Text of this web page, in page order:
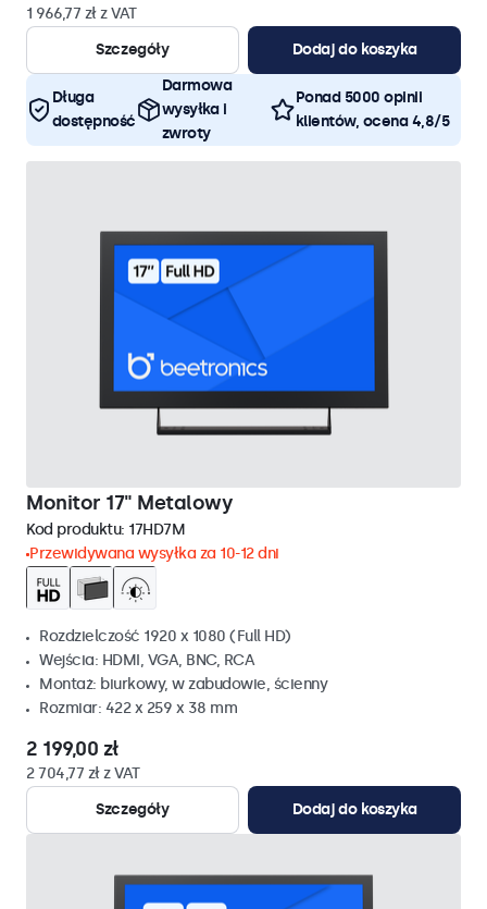
1 966,77 zł z VAT
Szczegóły
Dodaj do koszyka
Długa
dostępność
Darmowa
wysyłka i
zwroty
Ponad 5000 opinii
klientów, ocena 4,8/5
Monitor 17" Metalowy
Kod produktu: 17HD7M
Przewidywana wysyłka za 10-12 dni
Rozdzielczość 1920 x 1080 (Full HD)
Wejścia: HDMI, VGA, BNC, RCA
Montaż: biurkowy, w zabudowie, ścienny
Rozmiar: 422 x 259 x 38 mm
2 199,00 zł
2 704,77 zł z VAT
Szczegóły
Dodaj do koszyka